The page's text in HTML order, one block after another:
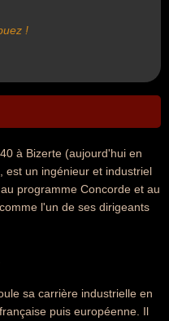
!
à Bizerte (aujourd'hui en
est un ingénieur et industriel
programme Concorde et au
l'un de ses dirigeants
sa carrière industrielle en
puis européenne. Il